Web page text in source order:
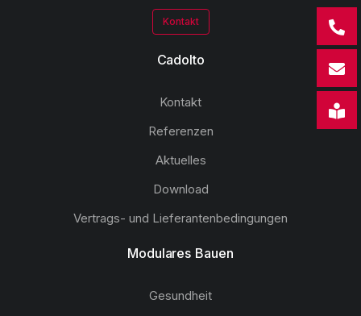
Kontakt
Cadolto
Kontakt
Referenzen
Aktuelles
Download
Vertrags- und Lieferantenbedingungen
Modulares Bauen
Gesundheit